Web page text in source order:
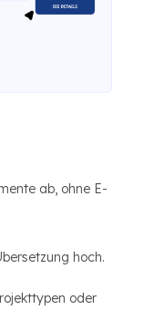
ab, ohne E-
hoch.
oder